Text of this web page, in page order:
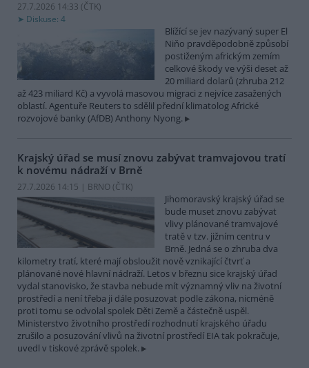
27.7.2026 14:33 (ČTK)
Diskuse: 4
Blížící se jev nazývaný super El
Niňo pravděpodobně způsobí
postiženým africkým zemím
celkové škody ve výši deset až
20 miliard dolarů (zhruba 212
až 423 miliard Kč) a vyvolá masovou migraci z nejvíce zasažených
oblastí. Agentuře Reuters to sdělil přední klimatolog Africké
rozvojové banky (AfDB) Anthony Nyong.
Krajský úřad se musí znovu zabývat tramvajovou tratí
k novému nádraží v Brně
27.7.2026 14:15 | BRNO (ČTK)
Jihomoravský krajský úřad se
bude muset znovu zabývat
vlivy plánované tramvajové
tratě v tzv. jižním centru v
Brně. Jedná se o zhruba dva
kilometry tratí, které mají obsloužit nově vznikající čtvrť a
plánované nové hlavní nádraží. Letos v březnu sice krajský úřad
vydal stanovisko, že stavba nebude mít významný vliv na životní
prostředí a není třeba ji dále posuzovat podle zákona, nicméně
proti tomu se odvolal spolek Děti Země a částečně uspěl.
Ministerstvo životního prostředí rozhodnutí krajského úřadu
zrušilo a posuzování vlivů na životní prostředí EIA tak pokračuje,
uvedl v tiskové zprávě spolek.